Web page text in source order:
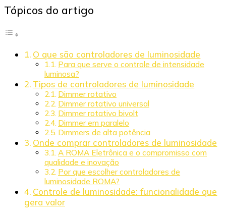
Tópicos do artigo
O que são controladores de luminosidade
Para que serve o controle de intensidade
luminosa?
Tipos de controladores de luminosidade
Dimmer rotativo
Dimmer rotativo universal
Dimmer rotativo bivolt
Dimmer em paralelo
Dimmers de alta potência
Onde comprar controladores de luminosidade
A ROMA Eletrônica e o compromisso com
qualidade e inovação
Por que escolher controladores de
luminosidade ROMA?
Controle de luminosidade: funcionalidade que
gera valor